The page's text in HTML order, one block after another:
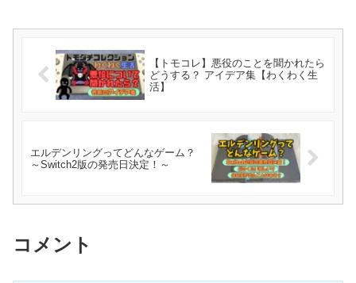
【トモコレ】悪役のことを聞かれたら
どうする？ アイデア集【わくわく生
活】
エルデンリングってどんなゲーム？
～Switch2版の発売日決定！～
コメント